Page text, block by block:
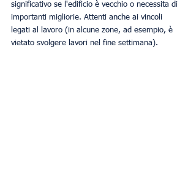
significativo se l'edificio è vecchio o necessita di
importanti migliorie. Attenti anche ai vincoli
legati al lavoro (in alcune zone, ad esempio, è
vietato svolgere lavori nel fine settimana).